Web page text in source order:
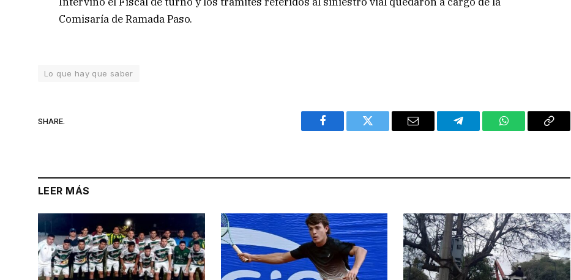
Comisaría de Ramada Paso.
Lo que hay que saber
SHARE.
Facebook Twitter Email Telegram WhatsAppCopy
LEER MÁS